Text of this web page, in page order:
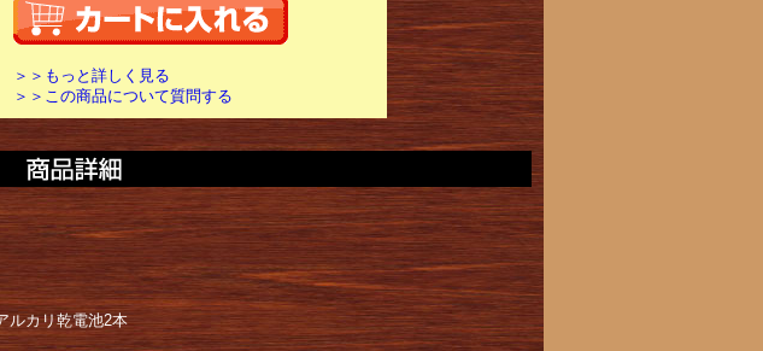
＞＞もっと詳しく見る
＞＞この商品について質問する
ルカリ乾電池2本